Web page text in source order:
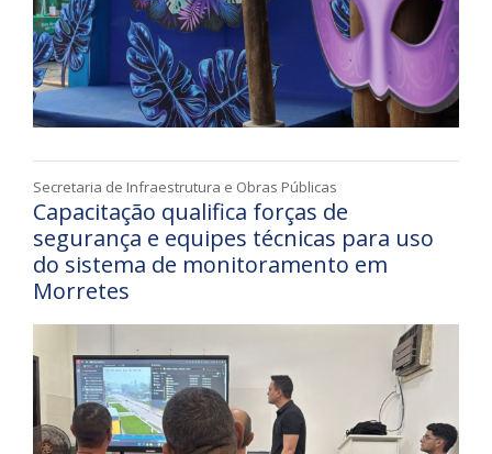
Secretaria de Infraestrutura e Obras Públicas
Capacitação qualifica forças de
segurança e equipes técnicas para uso
do sistema de monitoramento em
Morretes